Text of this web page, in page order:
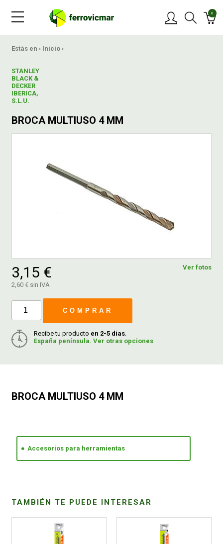
0
Estás en › Inicio ›
STANLEY
BLACK &
DECKER
IBERICA,
S.L.U.
BROCA MULTIUSO 4 MM
Ver fotos
3,15 €
2,60 € sin IVA
COMPRAR
Recibe tu producto en 2-5 días.
España península. Ver otras opciones
BROCA MULTIUSO 4 MM
Accesorios para herramientas
TAMBIÉN TE PUEDE INTERESAR
NOVEDADES
CONTACTAR
CATÁLOGOS
FORMAS DE PAGO